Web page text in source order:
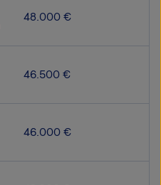
48.000 €
46.500 €
46.000 €